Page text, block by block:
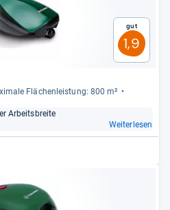
Gut
1,9
Flä­chen­leis­tung: 800 m²
Arbeits­breite
Weiterlesen